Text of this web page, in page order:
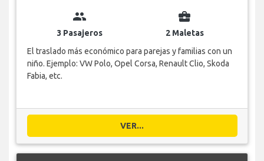
group
3 Pasajeros
business_center
2 Maletas
El traslado más económico para parejas y familias con un
niño. Ejemplo: VW Polo, Opel Corsa, Renault Clio, Skoda
Fabia, etc.
VER...